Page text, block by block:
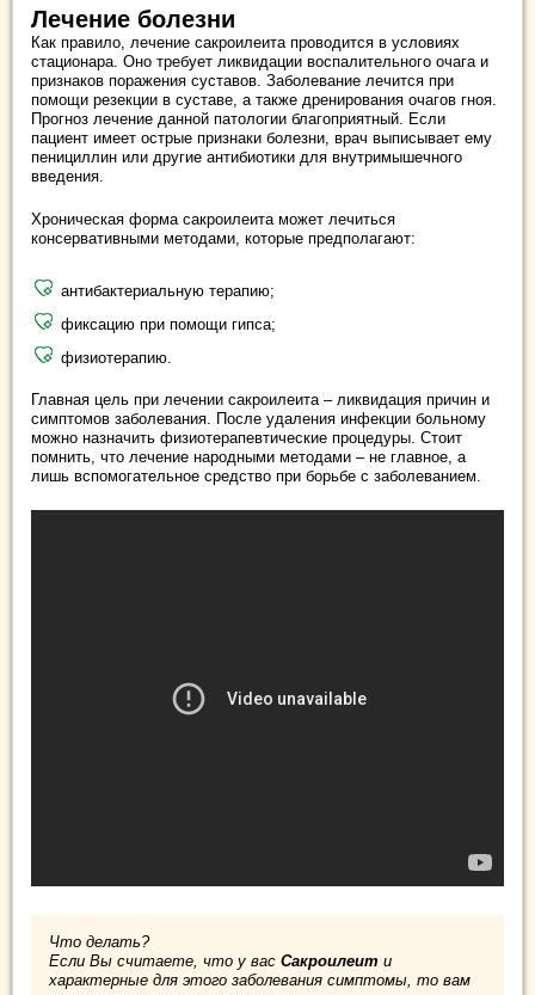
Лечение болезни
Как правило, лечение сакроилеита проводится в условиях
стационара. Оно требует ликвидации воспалительного очага и
признаков поражения суставов. Заболевание лечится при
помощи резекции в суставе, а также дренирования очагов гноя.
Прогноз лечение данной патологии благоприятный. Если
пациент имеет острые признаки болезни, врач выписывает ему
пенициллин или другие антибиотики для внутримышечного
введения.
Хроническая форма сакроилеита может лечиться
консервативными методами, которые предполагают:
антибактериальную терапию;
фиксацию при помощи гипса;
физиотерапию.
Главная цель при лечении сакроилеита – ликвидация причин и
симптомов заболевания. После удаления инфекции больному
можно назначить физиотерапевтические процедуры. Стоит
помнить, что лечение народными методами – не главное, а
лишь вспомогательное средство при борьбе с заболеванием.
Что делать?
Если Вы считаете, что у вас Сакроилеит и
характерные для этого заболевания симптомы, то вам